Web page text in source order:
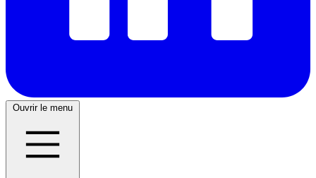
Ouvrir le menu